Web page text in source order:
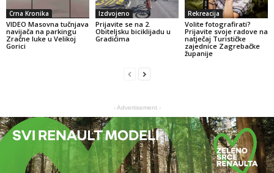
Crna Kronika
VIDEO Masovna tučnjava
navijača na parkingu
Zračne luke u Velikoj
Gorici
Izdvojeno
Prijavite se na 2.
Obiteljsku biciklijadu u
Gradićima
Rekreacija
Volite fotografirati?
Prijavite svoje radove na
natječaj Turističke
zajednice Zagrebačke
županije
- Advertisement -